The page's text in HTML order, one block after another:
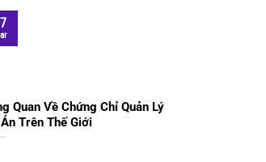
Quan Về Chứng Chỉ Quản Lý
Trên Thế Giới